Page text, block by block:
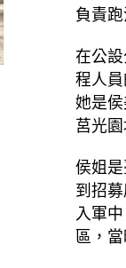
負責
在公
程人
她是
莒光
侯姐
到招
入軍
區，